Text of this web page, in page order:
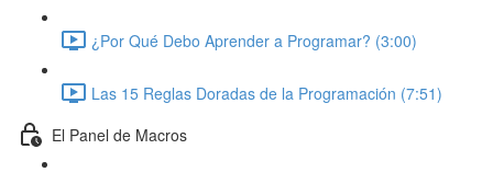
¿Por Qué Debo Aprender a Programar? (3:00)
Las 15 Reglas Doradas de la Programación (7:51)
El Panel de Macros